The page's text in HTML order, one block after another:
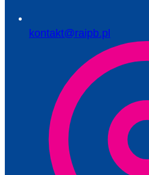
kontakt@raipb.pl